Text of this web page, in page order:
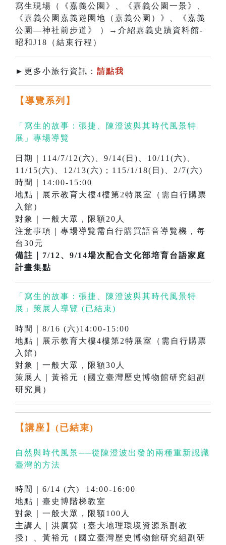
寫生現場（《嘉義公園》、《嘉義公園一景》、
《嘉義公園嘉義遊園地（嘉義公園）》、《嘉義
公園—神社前步道》 ）→介紹嘉義史蹟資料館-
昭和J18（結束行程）
►更多小旅行資訊： 請點我
【導覽系列】
「寫生的故事：張捷、陳澄波與其時代風景特
展」專場導覽
日期｜114/7/12(六)
、9/14(日)、10/11(六)、
11/15(六)、12/13(六)；115/1/18(日)、2/7(六)
時間｜14:00-15:00
地點｜展示教育大樓4樓第2特展室（需自行購票
入館）
對象｜一般大眾，限額20人
注意事項｜專場導覽需自行購買語音導覽機，每
台30元
備註｜7/12、9/14場次配合文化部培育台語家庭
計畫集點
「寫生的故事：張捷、陳澄波與其時代風景特
展」策展人導覽 (已結束)
時間｜8/16 (六)14:00-15:00
地點｜展示教育大樓4樓第2特展室（需自行購票
入館）
對象｜一般大眾，限額30人
策展人｜黃裕元（國立臺灣歷史博物館研究組副
研究員）
【講座】(已結束)
自然與時代風景──從陳澄波出發的兩種重新認識
臺灣的方法
時間｜6/14 (六) 14:00-16:00
地點｜臺史博階梯教室
對象｜一般大眾，限額100人
主講人｜洪廣冀（臺大地理環境資源系副教
授）、黃裕元（國立臺灣歷史博物館研究組副研